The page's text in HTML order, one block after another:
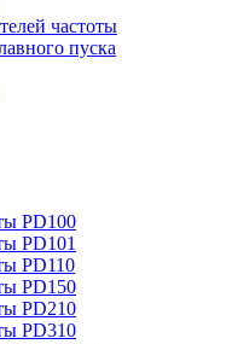
частоты
пуска
PD100
PD101
PD110
PD150
PD210
PD310